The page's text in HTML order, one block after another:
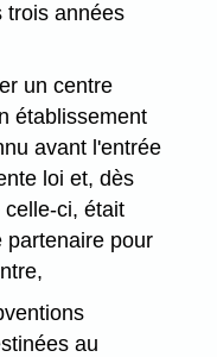
trois années
un centre
établissement
avant l'entrée
loi et, dès
celle-ci, était
partenaire pour
au